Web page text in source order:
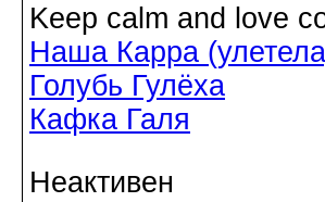
Keep calm and love
Наша Карра
Голубь Гулёха
Кафка Галя
Неактивен